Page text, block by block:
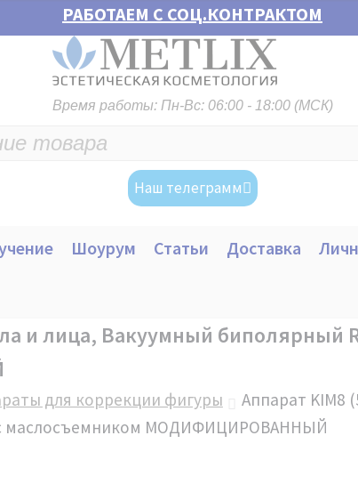
РАБОТАЕМ С СОЦ.КОНТРАКТОМ
Время работы: Пн-Вс: 06:00 - 18:00 (МСК)
Наш телеграмм
Шоурум Статьи Доставка
и лица, Вакуумный биполярный
для коррекции фигуры
Аппарат KIM8
с маслосъемником МОДИФИЦИРОВАННЫЙ